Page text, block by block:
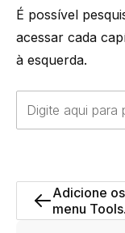
É possível
acessar cada
à esquerda.
Adicione
menu Tools.